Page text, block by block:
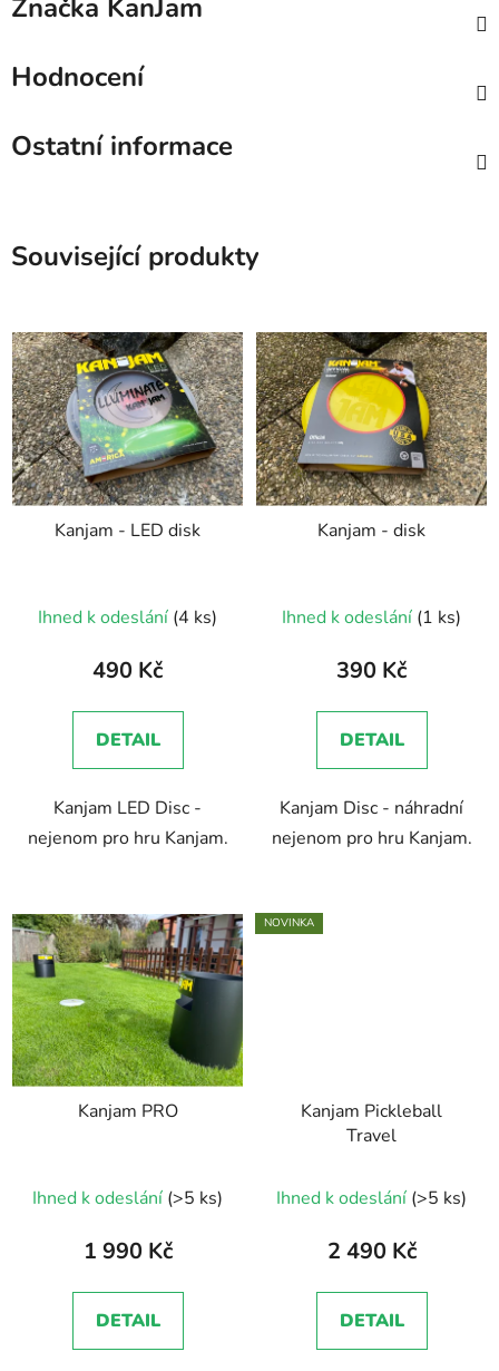
Značka KanJam
Hodnocení
Ostatní informace
Související produkty
Kanjam - LED disk
Ihned k odeslání (4 ks)
490 Kč
DETAIL
Kanjam LED Disc -
nejenom pro hru Kanjam.
Kanjam - disk
Ihned k odeslání (1 ks)
390 Kč
DETAIL
Kanjam Disc - náhradní
nejenom pro hru Kanjam.
Kanjam PRO
Ihned k odeslání (>5 ks)
1 990 Kč
DETAIL
NOVINKA
Kanjam Pickleball
Travel
Ihned k odeslání (>5 ks)
2 490 Kč
DETAIL